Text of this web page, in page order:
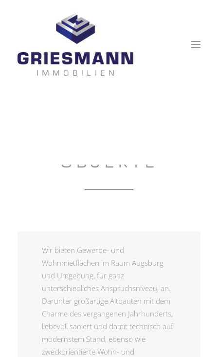
OBJEKTE
Wir bieten Gewerbe- und
Wohnmietflächen im Raum Augsburg
und Umgebung, für ganz
unterschiedliches Anspruchsniveau, an.
Darunter großartige Altbauten mit dem
Charme des vergangenen Jahrhunderts,
liebevoll saniert und damit technisch auf
modernstem Stand, ebenso wie
zweckorientierte Wohn- und